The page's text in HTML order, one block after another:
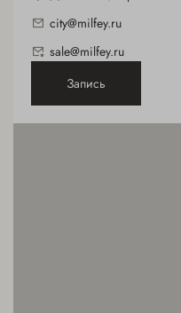
city@milfey.ru
sale@milfey.ru
Запись